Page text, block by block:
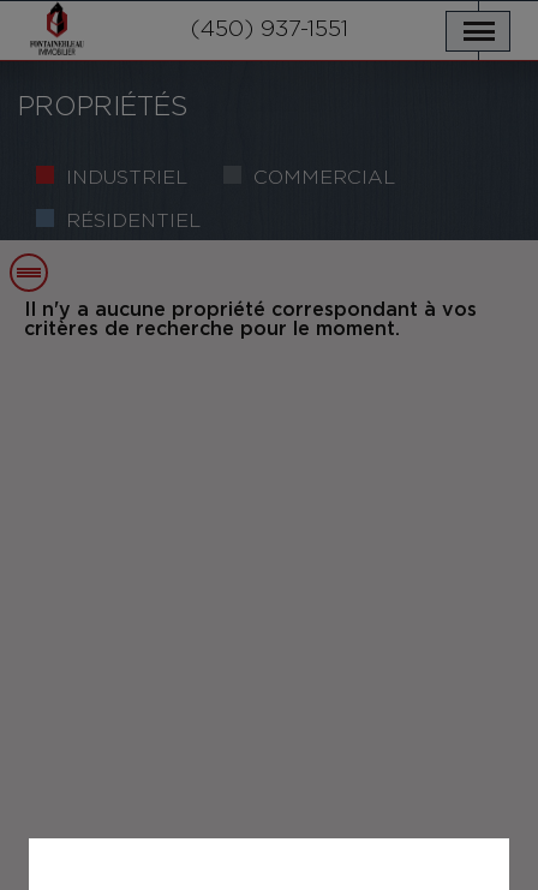
SERVICES
NOUVELLES
NOUS JOINDRE
POLITIQUE DE CONFIDENTIALITÉ
(450) 937-1551
PROPRIÉTÉS
INDUSTRIEL COMMERCIAL
RÉSIDENTIEL
Il n'y a aucune propriété correspondant à vos
critères de recherche pour le moment.